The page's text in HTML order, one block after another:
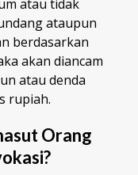
atau tidak
ataupun
berdasarkan
akan diancam
atau denda
rupiah.
Orang